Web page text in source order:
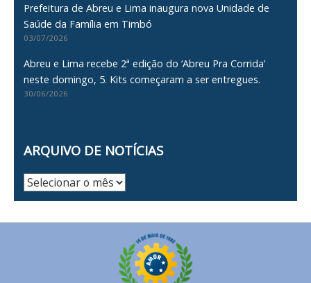
Prefeitura de Abreu e Lima inaugura nova Unidade de
Saúde da Família em Timbó
03/07/2026
Abreu e Lima recebe 2ª edição do ‘Abreu Pra Corrida’
neste domingo, 5. Kits começaram a ser entregues.
30/06/2026
ARQUIVO DE NOTÍCIAS
Arquivo